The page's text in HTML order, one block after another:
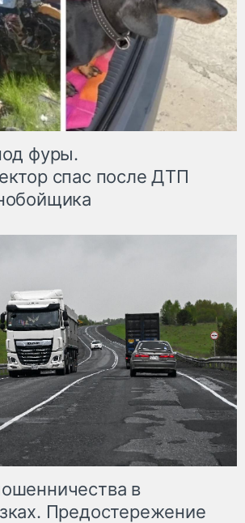
фуры.
спас после ДТП
в
Предостережение